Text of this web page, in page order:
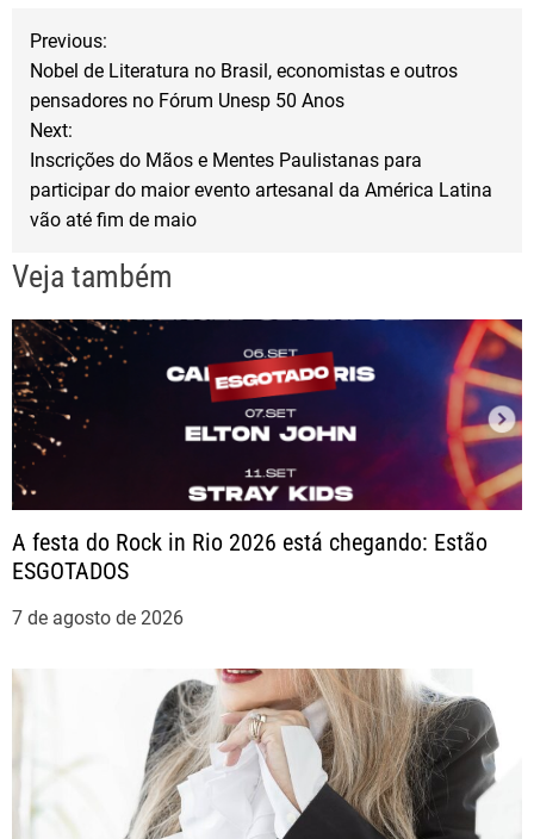
o
k
r
N
g
a
ç
ã
o
d
e
P
s
Previous:
Nobel de Literatura no Brasil, economistas e outros
pensadores no Fórum Unesp 50 Anos
Next:
Inscrições do Mãos e Mentes Paulistanas para
participar do maior evento artesanal da América Latina
vão até fim de maio
Veja também
A festa do Rock in Rio 2026 está chegando: Estão
ESGOTADOS
7 de agosto de 2026